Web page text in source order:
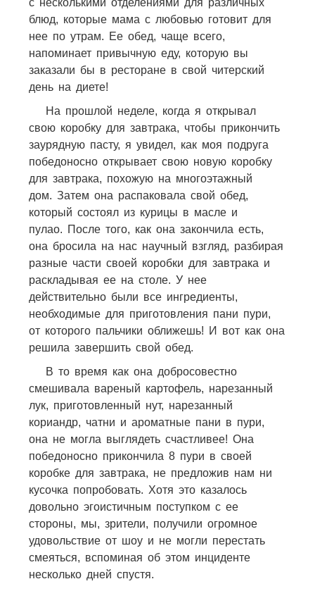
с несколькими отделениями для различных
блюд, которые мама с любовью готовит для
нее по утрам. Ее обед, чаще всего,
напоминает привычную еду, которую вы
заказали бы в ресторане в свой читерский
день на диете!
На прошлой неделе, когда я открывал
свою коробку для завтрака, чтобы прикончить
заурядную пасту, я увидел, как моя подруга
победоносно открывает свою новую коробку
для завтрака, похожую на многоэтажный
дом. Затем она распаковала свой обед,
который состоял из курицы в масле и
пулао. После того, как она закончила есть,
она бросила на нас научный взгляд, разбирая
разные части своей коробки для завтрака и
раскладывая ее на столе. У нее
действительно были все ингредиенты,
необходимые для приготовления пани пури,
от которого пальчики оближешь! И вот как она
решила завершить свой обед.
В то время как она добросовестно
смешивала вареный картофель, нарезанный
лук, приготовленный нут, нарезанный
кориандр, чатни и ароматные пани в пури,
она не могла выглядеть счастливее! Она
победоносно прикончила 8 пури в своей
коробке для завтрака, не предложив нам ни
кусочка попробовать. Хотя это казалось
довольно эгоистичным поступком с ее
стороны, мы, зрители, получили огромное
удовольствие от шоу и не могли перестать
смеяться, вспоминая об этом инциденте
несколько дней спустя.